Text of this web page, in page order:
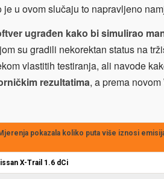
je u ovom slučaju to napravljeno
ugrađen kako bi simulirao
su gradili nekorektan status na
vlastitih testiranja, ali navode
rezultatima, a prema
pokazala koliko puta više iznosi
X-Trail 1.6 dCi